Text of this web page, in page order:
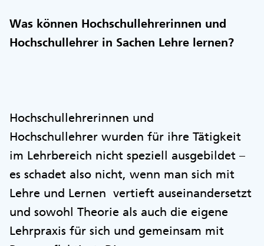
Was können Hochschullehrerinnen und
Hochschullehrer in Sachen Lehre lernen?
Hochschullehrerinnen und
Hochschullehrer wurden für ihre Tätigkeit
im Lehrbereich nicht speziell ausgebildet –
es schadet also nicht, wenn man sich mit
Lehre und Lernen vertieft auseinandersetzt
und sowohl Theorie als auch die eigene
Lehrpraxis für sich und gemeinsam mit